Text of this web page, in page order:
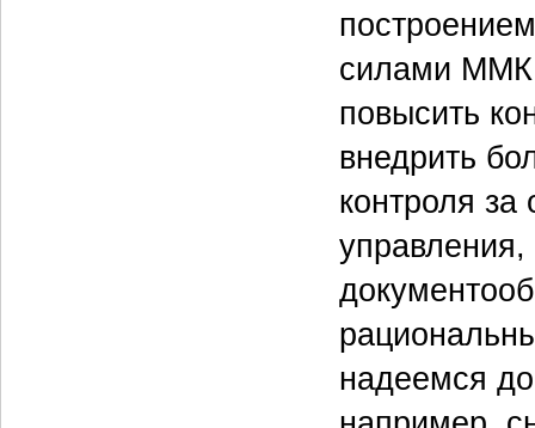
силами ММК
повысить
внедрить
контроля
надеемся